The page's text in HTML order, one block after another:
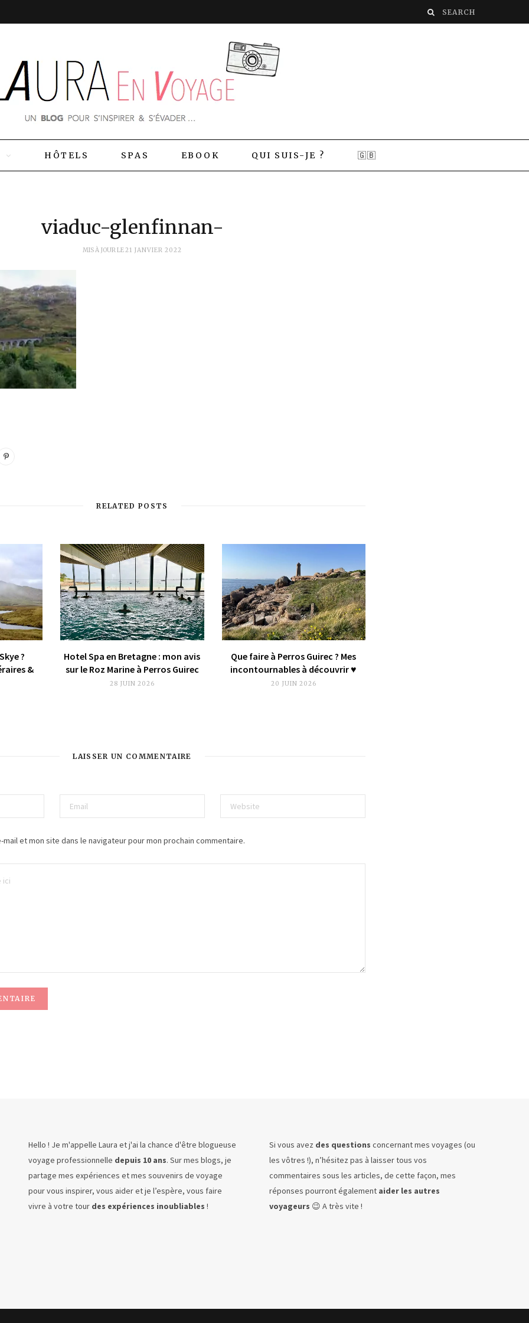
HÔTELS SPAS EBOOK QUI SUIS-JE ? 🇬🇧
viaduc-glenfinnan-
MIS À JOUR LE21 JANVIER 2022
RELATED POSTS
?
&
Hotel Spa en Bretagne : mon avis
sur le Roz Marine à Perros Guirec
28 JUIN 2026
Que faire à Perros Guirec ? Mes
incontournables à découvrir ♥︎
20 JUIN 2026
LAISSER UN COMMENTAIRE
et mon site dans le navigateur pour mon prochain commentaire.
Hello ! Je m'appelle Laura et j'ai la chance d'être blogueuse
voyage professionnelle depuis 10 ans. Sur mes blogs, je
partage mes expériences et mes souvenirs de voyage
pour vous inspirer, vous aider et je l’espère, vous faire
vivre à votre tour des expériences inoubliables !
Si vous avez des questions concernant mes voyages (ou
les vôtres !), n’hésitez pas à laisser tous vos
commentaires sous les articles, de cette façon, mes
réponses pourront également aider les autres
voyageurs 😉 A très vite !